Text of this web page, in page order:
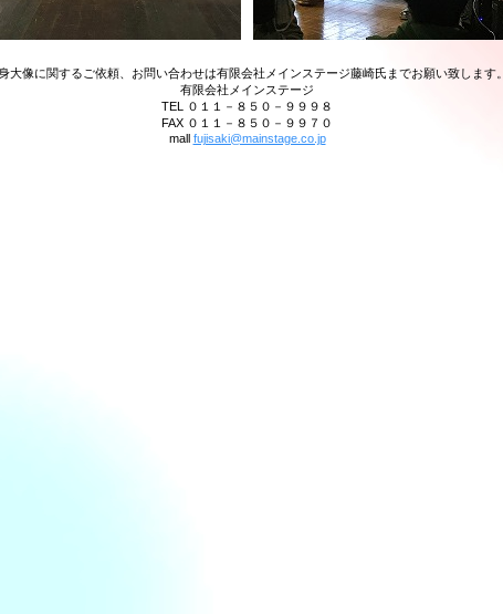
大像に関するご依頼、お問い合わせは有限会社メインステージ藤崎氏までお願い致します。
有限会社メインステージ
TEL ０１１－８５０－９９９８
FAX ０１１－８５０－９９７０
mall fujisaki@mainstage.co.jp